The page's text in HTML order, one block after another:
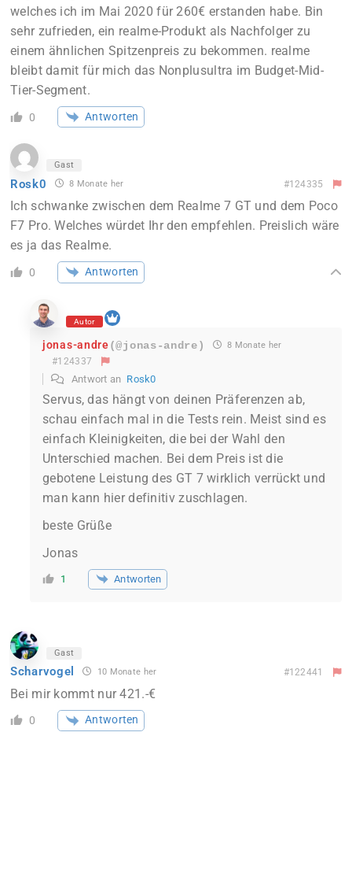
welches ich im Mai 2020 für 260€ erstanden habe. Bin
sehr zufrieden, ein realme-Produkt als Nachfolger zu
einem ähnlichen Spitzenpreis zu bekommen. realme
bleibt damit für mich das Nonplusultra im Budget-Mid-
Tier-Segment.
0 Antworten
Gast
Rosk0 8 Monate her #124335
Ich schwanke zwischen dem Realme 7 GT und dem Poco
F7 Pro. Welches würdet Ihr den empfehlen. Preislich wäre
es ja das Realme.
0 Antworten
Autor
jonas-andre(@jonas-andre) 8 Monate her
#124337
Antwort an Rosk0
Servus, das hängt von deinen Präferenzen ab,
schau einfach mal in die Tests rein. Meist sind es
einfach Kleinigkeiten, die bei der Wahl den
Unterschied machen. Bei dem Preis ist die
gebotene Leistung des GT 7 wirklich verrückt und
man kann hier definitiv zuschlagen.
beste Grüße
Jonas
1 Antworten
Gast
Scharvogel 10 Monate her #122441
Bei mir kommt nur 421.-€
0 Antworten